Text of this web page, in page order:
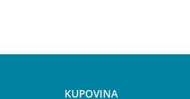
KUPOVINA